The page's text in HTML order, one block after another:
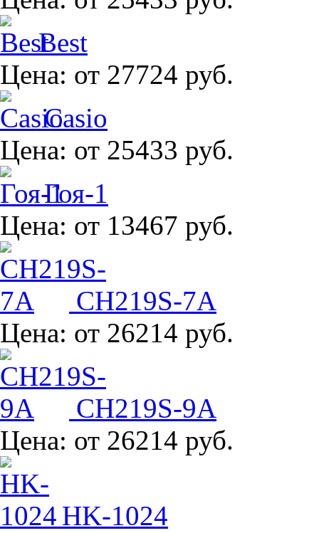
Best
Цена: от 27724 руб.
Casio
Цена: от 25433 руб.
Гоя-1
Цена: от 13467 руб.
CH219S-7A
Цена: от 26214 руб.
CH219S-9A
Цена: от 26214 руб.
HK-1024